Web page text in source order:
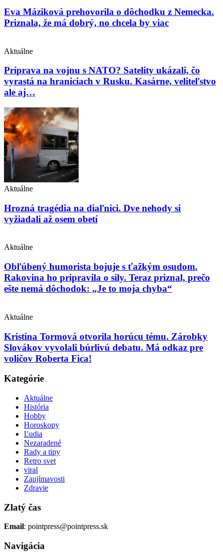
Eva Máziková prehovorila o dôchodku z Nemecka.
Priznala, že má dobrý, no chcela by viac
Aktuálne
Príprava na vojnu s NATO? Satelity ukázali, čo
vyrastá na hraniciach v Rusku. Kasárne, veliteľstvo
ale aj…
Aktuálne
Hrozná tragédia na diaľnici. Dve nehody si
vyžiadali až osem obetí
Aktuálne
Obľúbený humorista bojuje s ťažkým osudom.
Rakovina ho pripravila o sily. Teraz priznal, prečo
ešte nemá dôchodok: „Je to moja chyba“
Aktuálne
Kristína Tormová otvorila horúcu tému. Zárobky
Slovákov vyvolali búrlivú debatu. Má odkaz pre
voličov Roberta Fica!
Kategórie
Aktuálne
História
Hobby
Horoskopy
Ľudia
Nezaradené
Rady a tipy
Retro svet
viral
Zaujímavosti
Zdravie
Zlatý čas
Email: pointpress@pointpress.sk
Navigácia